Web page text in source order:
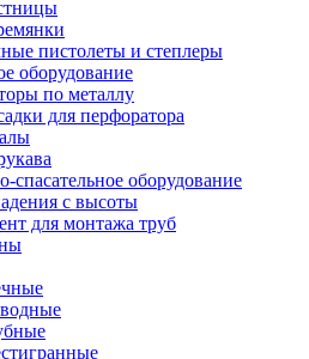
пистолеты и степлеры
оборудование
по металлу
для перфоратора
спасательное оборудование
с высоты
для монтажа труб